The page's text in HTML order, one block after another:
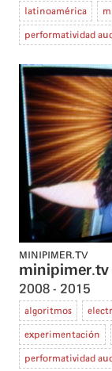
latinoamérica
performatividad
MINIPIMER.TV
minipimer.tv
2008 2015
algoritmos
experimentación
performatividad